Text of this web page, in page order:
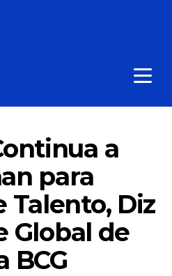
a
para
Talento, Diz
Global de
BCG